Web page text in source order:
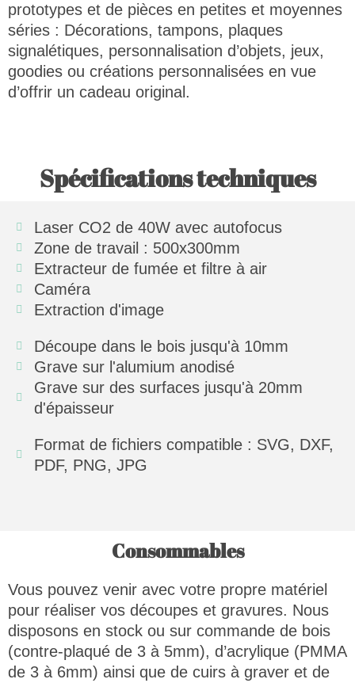
prototypes et de pièces en petites et moyennes
séries : Décorations, tampons, plaques
signalétiques, personnalisation d’objets, jeux,
goodies ou créations personnalisées en vue
d’offrir un cadeau original.
Spécifications techniques
Laser CO2 de 40W avec autofocus
Zone de travail : 500x300mm
Extracteur de fumée et filtre à air
Caméra
Extraction d'image
Découpe dans le bois jusqu'à 10mm
Grave sur l'alumium anodisé
Grave sur des surfaces jusqu'à 20mm
d'épaisseur
Format de fichiers compatible : SVG, DXF,
PDF, PNG, JPG
Consommables
Vous pouvez venir avec votre propre matériel
pour réaliser vos découpes et gravures. Nous
disposons en stock ou sur commande de bois
(contre-plaqué de 3 à 5mm), d’acrylique (PMMA
de 3 à 6mm) ainsi que de cuirs à graver et de